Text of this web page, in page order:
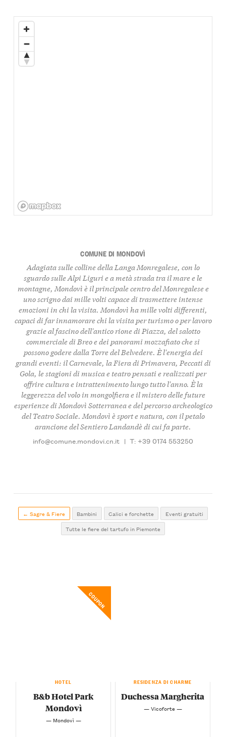
COMUNE DI MONDOVÌ
Adagiata sulle colline della Langa Monregalese, con lo
sguardo sulle Alpi Liguri e a metà strada tra il mare e le
montagne, Mondovì è il principale centro del Monregalese e
uno scrigno dai mille volti capace di trasmettere intense
emozioni in chi la visita. Mondovì ha mille volti differenti,
capaci di far innamorare chi la visita per turismo o per lavoro
grazie al fascino dell'antico rione di Piazza, del salotto
commerciale di Breo e dei panorami mozzafiato che si
possono godere dalla Torre del Belvedere. È l'energia dei
grandi eventi: il Carnevale, la Fiera di Primavera, Peccati di
Gola, le stagioni di musica e teatro pensati e realizzati per
offrire cultura e intrattenimento lungo tutto l'anno. È la
leggerezza del volo in mongolfiera e il mistero delle future
esperienze di Mondovì Sotterranea e del percorso archeologico
del Teatro Sociale. Mondovì è sport e natura, con il petalo
arancione delSentiero Landandèdi cui fa parte.
info@comune.mondovi.cn.it | T: +39 0174 553250
← Sagre & Fiere Bambini Calici e forchette
Eventi gratuiti
Tutte le fiere del tartufo in Piemonte
COUPON
HOTEL
B&b Hotel Park
Mondovì
— Mondovì —
RESIDENZA DI CHARME
Duchessa Margherita
— Vicoforte —